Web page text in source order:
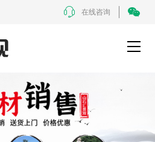
在线咨询